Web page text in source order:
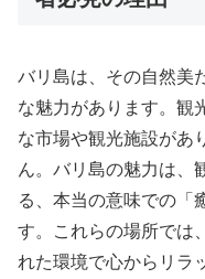
バリ島は、その自然美
な魅力があります。観
な市場や観光施設があ
ん。バリ島の魅力は、
る、本当の意味での「
す。これらの場所では
れた環境で心からリラ